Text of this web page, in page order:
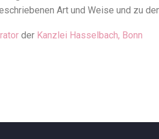
Art und Weise und zu
der Kanzlei Hasselbach, Bonn